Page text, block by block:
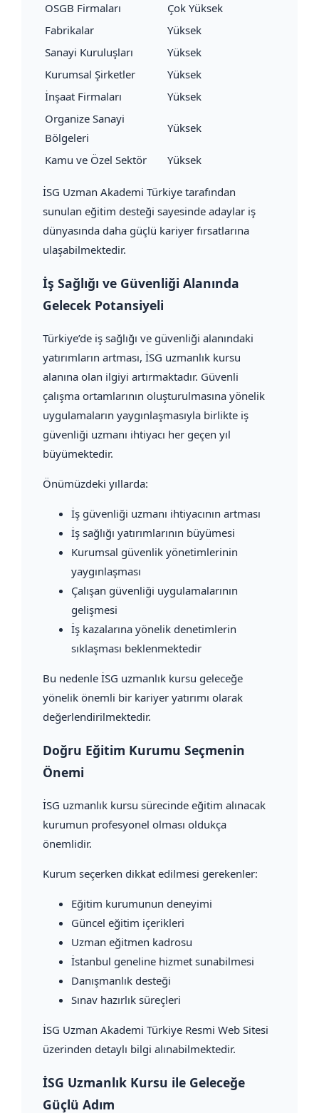
OSGB Firmaları
Çok Yüksek
Fabrikalar
Yüksek
Sanayi Kuruluşları
Yüksek
Kurumsal Şirketler
Yüksek
İnşaat Firmaları
Yüksek
Organize Sanayi
Bölgeleri
Yüksek
Kamu ve Özel Sektör Yüksek
İSG Uzman Akademi Türkiye tarafından
sunulan eğitim desteği sayesinde adaylar iş
dünyasında daha güçlü kariyer fırsatlarına
ulaşabilmektedir.
İş Sağlığı ve Güvenliği Alanında
Gelecek Potansiyeli
Türkiye’de iş sağlığı ve güvenliği alanındaki
yatırımların artması, İSG uzmanlık kursu
alanına olan ilgiyi artırmaktadır. Güvenli
çalışma ortamlarının oluşturulmasına yönelik
uygulamaların yaygınlaşmasıyla birlikte iş
güvenliği uzmanı ihtiyacı her geçen yıl
büyümektedir.
Önümüzdeki yıllarda:
İş güvenliği uzmanı ihtiyacının artması
İş sağlığı yatırımlarının büyümesi
Kurumsal güvenlik yönetimlerinin
yaygınlaşması
Çalışan güvenliği uygulamalarının
gelişmesi
İş kazalarına yönelik denetimlerin
sıklaşması beklenmektedir
Bu nedenle İSG uzmanlık kursu geleceğe
yönelik önemli bir kariyer yatırımı olarak
değerlendirilmektedir.
Doğru Eğitim Kurumu Seçmenin
Önemi
İSG uzmanlık kursu sürecinde eğitim alınacak
kurumun profesyonel olması oldukça
önemlidir.
Kurum seçerken dikkat edilmesi gerekenler:
Eğitim kurumunun deneyimi
Güncel eğitim içerikleri
Uzman eğitmen kadrosu
İstanbul geneline hizmet sunabilmesi
Danışmanlık desteği
Sınav hazırlık süreçleri
İSG Uzman Akademi Türkiye Resmi Web Sitesi
üzerinden detaylı bilgi alınabilmektedir.
İSG Uzmanlık Kursu ile Geleceğe
Güçlü Adım